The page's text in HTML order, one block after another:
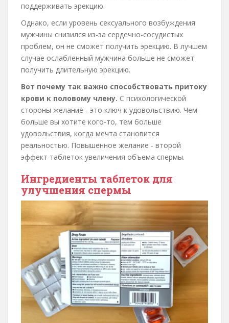
поддерживать эрекцию.
Однако, если уровень сексуального возбуждения
мужчины снизился из-за сердечно-сосудистых
проблем, он не сможет получить эрекцию. В лучшем
случае ослабленный мужчина больше не сможет
получить длительную эрекцию.
Вот почему так важно способствовать притоку
крови к половому члену. С психологической
стороны желание - это ключ к удовольствию. Чем
больше вы хотите кого-то, тем больше
удовольствия, когда мечта становится
реальностью. Повышенное желание - второй
эффект таблеток увеличения объема спермы.
Ингредиенты таблеток для
улучшения спермы